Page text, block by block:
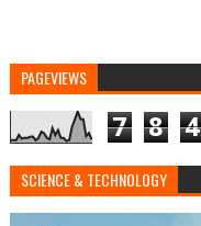
PAGEVIEWS
7 8 4
SCIENCE & TECHNOLOGY